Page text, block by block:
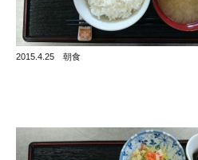
2015.4.25 朝食